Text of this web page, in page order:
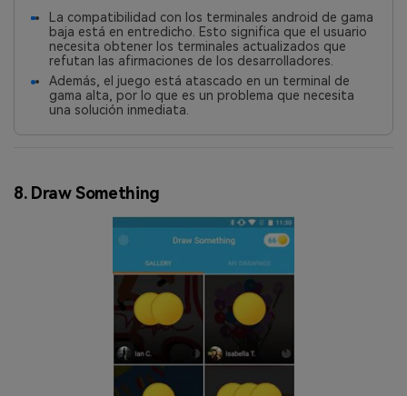
La compatibilidad con los terminales android de gama
baja está en entredicho. Esto significa que el usuario
necesita obtener los terminales actualizados que
refutan las afirmaciones de los desarrolladores.
Además, el juego está atascado en un terminal de
gama alta, por lo que es un problema que necesita
una solución inmediata.
8. Draw Something